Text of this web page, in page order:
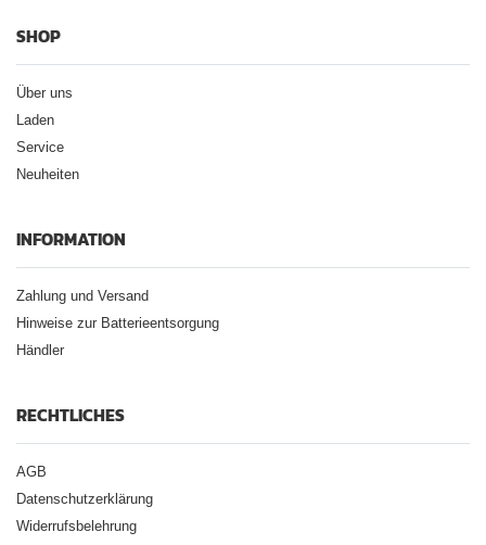
SHOP
Über uns
Laden
Service
Neuheiten
INFORMATION
Zahlung und Versand
Hinweise zur Batterieentsorgung
Händler
RECHTLICHES
AGB
Datenschutzerklärung
Widerrufsbelehrung